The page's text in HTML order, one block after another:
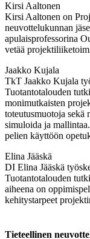
Kirsi Aaltonen
Kirsi Aaltonen on
neuvottelukunnan
apulaisprofessorina
vetää
Jaakko Kujala
TkT Jaakko Kujala
Tuotantotalouden
monimutkaisten
toteutusmuotoja sekä
simuloida ja
pelien käyttöön
Elina Jääskä
DI Elina Jääskä
Tuotantotalouden
aiheena on
kehitystarpeet
Tieteellinen